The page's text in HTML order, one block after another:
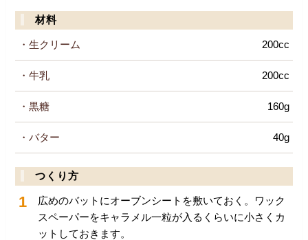
材料
・生クリーム 200cc
・牛乳 200cc
・黒糖 160g
・バター 40g
つくり方
1
広めのバットにオーブンシートを敷いておく。ワック
スペーパーをキャラメル一粒が入るくらいに小さくカ
ットしておきます。